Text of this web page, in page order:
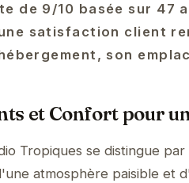
de 9/10 basée sur 47
satisfaction client
son
et Confort pour
Tropiques se distingue
atmosphère paisible et